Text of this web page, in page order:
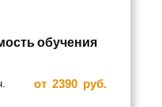
обучения
от 2390 руб.